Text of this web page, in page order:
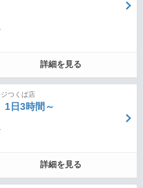
詳細を見る
つくば店
1日3時間～
詳細を見る